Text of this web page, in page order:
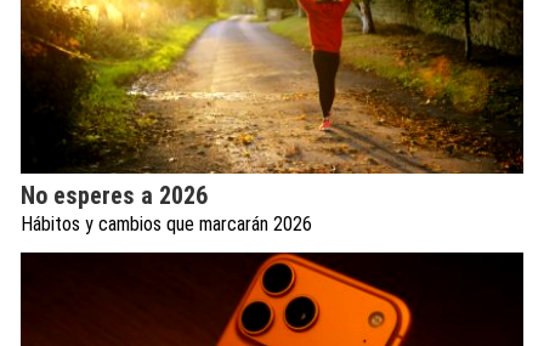
No esperes a 2026
Hábitos y cambios que marcarán 2026